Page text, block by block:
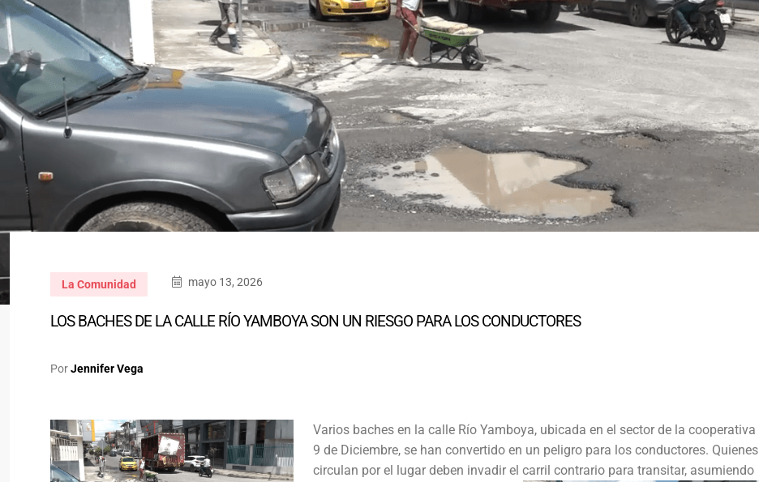
La Comunidad mayo 13, 2026
LOS BACHES DE LA CALLE RÍO YAMBOYA SON UN RIESGO PARA LOS CONDUCTORES
PorJennifer Vega
Varios baches en la calle Río Yamboya, ubicada en el sector de la cooperativa
9 de Diciembre, se han convertido en un peligro para los conductores. Quienes
circulan por el lugar deben invadir el carril contrario para transitar, asumiendo